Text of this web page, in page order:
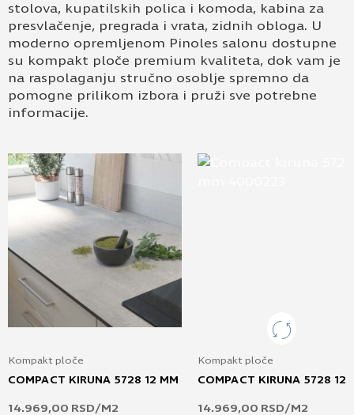
stolova, kupatilskih polica i komoda, kabina za
presvlačenje, pregrada i vrata, zidnih obloga. U
moderno opremljenom Pinoles salonu dostupne
su kompakt ploče premium kvaliteta, dok vam je
na raspolaganju stručno osoblje spremno da
pomogne prilikom izbora i pruži sve potrebne
informacije.
Kompakt ploče
COMPACT KIRUNA 5728 12 MM
14.969,00 RSD/M2
Kompakt ploče
COMPACT KIRUNA 5728 12
14.969,00 RSD/M2